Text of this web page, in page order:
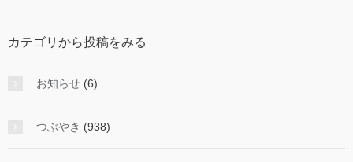
稿
み
カテゴリから投稿をみる
お知らせ (6)
つぶやき (938)